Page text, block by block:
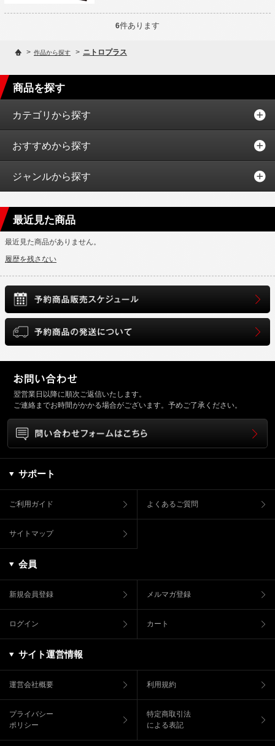
6件あります
> 作品から探す > ニトロプラス
商品を探す
カテゴリから探す
おすすめから探す
ジャンルから探す
最近見た商品
最近見た商品がありません。
履歴を残さない
翌営業日以降に順次ご返信いたします。
ご連絡までお時間がかかる場合がございます。予めご了承ください。
サポート
ご利用ガイド よくあるご質問
サイトマップ
会員
新規会員登録 メルマガ登録
ログイン カート
サイト運営情報
運営会社概要 利用規約
プライバシー
ポリシー
特定商取引法
による表記